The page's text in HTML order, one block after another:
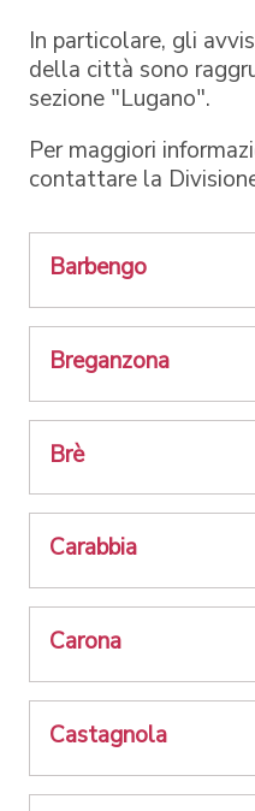
In particolare, gli
della città sono
sezione "Lugano".
Per maggiori
contattare la
Barbengo
Breganzona
Brè
Carabbia
Carona
Castagnola